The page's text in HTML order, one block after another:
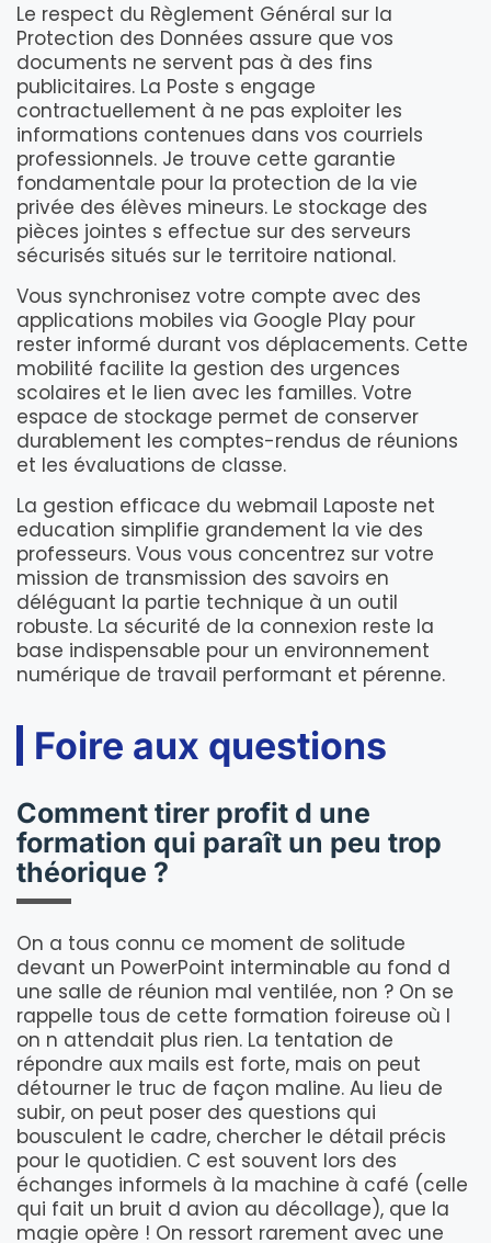
Le respect du Règlement Général sur la
Protection des Données assure que vos
documents ne servent pas à des fins
publicitaires. La Poste s engage
contractuellement à ne pas exploiter les
informations contenues dans vos courriels
professionnels. Je trouve cette garantie
fondamentale pour la protection de la vie
privée des élèves mineurs. Le stockage des
pièces jointes s effectue sur des serveurs
sécurisés situés sur le territoire national.
Vous synchronisez votre compte avec des
applications mobiles via Google Play pour
rester informé durant vos déplacements. Cette
mobilité facilite la gestion des urgences
scolaires et le lien avec les familles. Votre
espace de stockage permet de conserver
durablement les comptes-rendus de réunions
et les évaluations de classe.
La gestion efficace du webmail Laposte net
education simplifie grandement la vie des
professeurs. Vous vous concentrez sur votre
mission de transmission des savoirs en
déléguant la partie technique à un outil
robuste. La sécurité de la connexion reste la
base indispensable pour un environnement
numérique de travail performant et pérenne.
Foire aux questions
Comment tirer profit d une
formation qui paraît un peu trop
théorique ?
On a tous connu ce moment de solitude
devant un PowerPoint interminable au fond d
une salle de réunion mal ventilée, non ? On se
rappelle tous de cette formation foireuse où l
on n attendait plus rien. La tentation de
répondre aux mails est forte, mais on peut
détourner le truc de façon maline. Au lieu de
subir, on peut poser des questions qui
bousculent le cadre, chercher le détail précis
pour le quotidien. C est souvent lors des
échanges informels à la machine à café (celle
qui fait un bruit d avion au décollage), que la
magie opère ! On ressort rarement avec une